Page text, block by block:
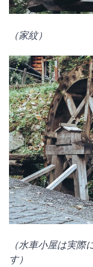
（家紋）
（水車小屋は実
す）